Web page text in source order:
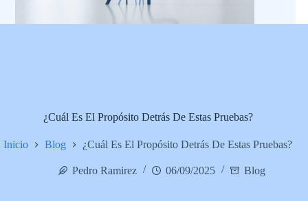
¿Cuál Es El Propósito Detrás De Estas Pruebas?
Inicio Blog ¿Cuál Es El Propósito Detrás De Estas Pruebas?
Pedro Ramirez 06/09/2025 Blog